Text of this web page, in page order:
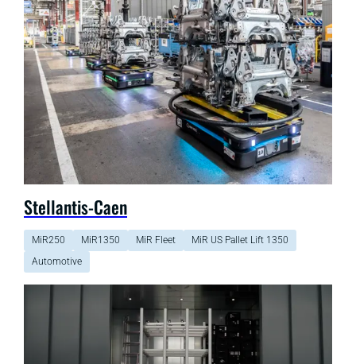
Stellantis-Caen
MiR250 MiR1350 MiR Fleet
MiR US Pallet Lift 1350
Automotive